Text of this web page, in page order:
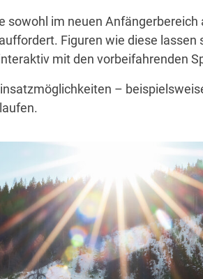
im neuen
Figuren wie diese
mit den vorbeifahrenden
–